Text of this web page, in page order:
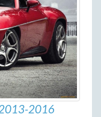
2013-2016